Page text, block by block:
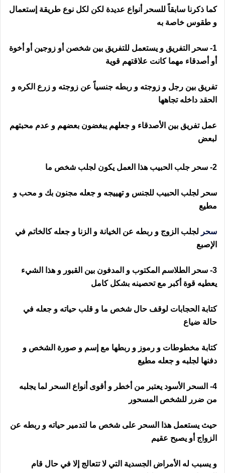
كما ذكرنا سابقاً للسحر أنواع عديدة لكن لكل نوع طريقة إستعمال
و طقوس خاصة به
1- سحر التفريق و يستعمل للتفريق بين شخصن أو زوجين أو أخوة
أو أصدقاء مهما كانت علاقتهم قوية
تفريق بين رجل و زوجته و ربطه جنسياً عن زوجته و زرع الكره و
الحقد داخله تجاهها
عمل تفريق بين الأصدقاء و جعلهم يبغضون بعضهم و عدم محبتهم
لبعض
2- سحر جلب الحبيب هذا العمل يكون لجلب شخص ما
سحر لجلب الحبيب للجنس و تهييجه و جعله مجنون بك و محب و
مطيع
سحر لجلب الزوج و ربطه عن الخيانة و الزنا و جعله كالخاتم في
الإصبع
3- سحر الطلاسم المكتوب و المدفون بين القبور و هذا الشيء
يعطيه قوة أكبر مع تحصينه بشكل كامل
كتابة الحجابات لوقف حال شخص ما و قلب حياته و جعله في
حالة ضياع
كتابة مخطوطات و رموز و ربطها مع إسم و صورة الشخص و
دفنها لجلبه و جعله مطيع
4- السحر الأسود يعتبر من أخطر و أقوى أنواع السحر لما يجلبه
من ضرر للشخص المسحور
حيث يستعمل هذا السحر على شخص ما لتدمير حياته و ربطه عن
الزواج أو يصبح عقيم
و يسبب له الأمراض الجسدية التي لا تتعالج إلا في حال قام